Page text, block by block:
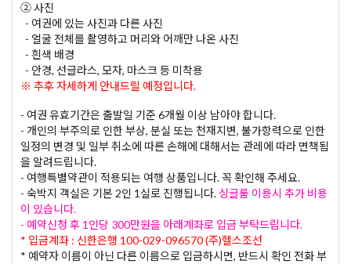
② 사진
- 여권에 있는 사진과 다른 사진
- 얼굴 전체를 촬영하고 머리와 어깨만 나온 사진
- 흰색 배경
- 안경, 선글라스, 모자, 마스크 등 미착용
※ 추후 자세하게 안내드릴 예정입니다.
- 여권 유효기간은 출발일 기준 6개월 이상 남아야 합니다.
- 개인의 부주의로 인한 부상, 분실 또는 천재지변, 불가항력으로 인한
일정의 변경 및 일부 취소에 따른 손해에 대해서는 관레에 따라 면책됨
을 알려드립니다.
- 여행특별약관이 적용되는 여행 상품입니다. 꼭 확인해 주세요.
- 숙박지 객실은 기본 2인 1실로 진행됩니다. 싱글룸 이용시 추가 비용
이 있습니다.
- 예약신청 후 1인당 300만원을 아래계좌로 입금 부탁드립니다.
* 입금계좌 : 신한은행 100-029-096570 (주)헬스조선
* 예약자 이름이 아닌 다른 이름으로 입금하시면, 반드시 확인 전화 부